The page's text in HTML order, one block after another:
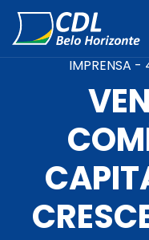
IMPRENSA -